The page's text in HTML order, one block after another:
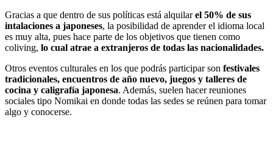
Gracias a que dentro de sus políticas está alquilarel 50% de sus
intalaciones a japoneses, la posibilidad de aprender el idioma local
es muy alta, pues hace parte de los objetivos que tienen como
coliving, lo cual atrae a extranjeros de todas las nacionalidades.
Otros eventos culturales en los que podrás participar son festivales
tradicionales, encuentros de año nuevo, juegos y talleres de
cocina y caligrafía japonesa. Además, suelen hacer reuniones
sociales tipo Nomikai en donde todas las sedes se reúnen para tomar
algo y conocerse.